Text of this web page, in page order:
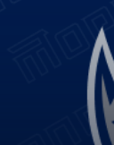
Фотобанк